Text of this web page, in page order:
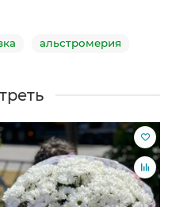
альстромерия